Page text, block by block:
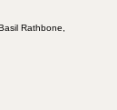
Rathbone,